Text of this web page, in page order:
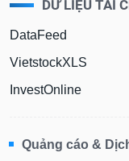
DỮ LIỆU TÀI
DataFeed
VietstockXLS
InvestOnline
Quảng cáo &